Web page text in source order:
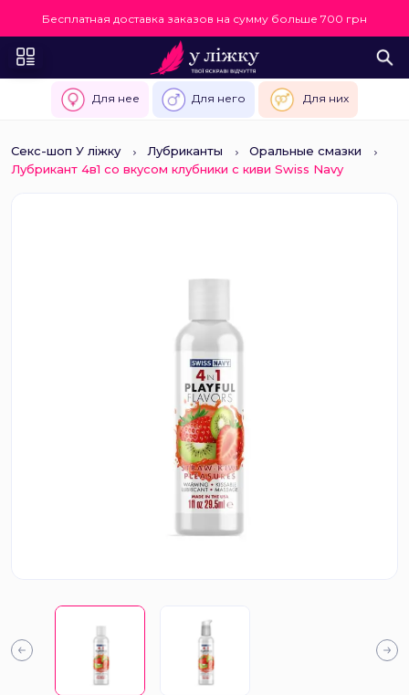
Бесплатная доставка заказов на сумму больше 700 грн
Для нее Для него Для них
Секс-шоп У ліжку Лубриканты
Оральные смазки
Лубрикант 4в1 со вкусом клубники с киви Swiss Navy